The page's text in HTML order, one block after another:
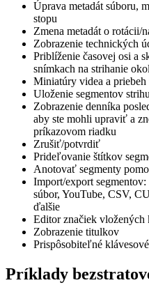
Úprava metadát súboru,
stopu
Zmena metadát o rotácii/
Zobrazenie technických
Priblíženie časovej osi a
snímkach na strihanie
Miniatúry videa a priebeh
Uloženie segmentov
Zobrazenie denníka
aby ste mohli upraviť a
príkazovom riadku
Zrušiť/potvrdiť
Prideľovanie štítkov
Anotovať segmenty
Import/export
súbor, YouTube, CSV,
ďalšie
Editor značiek
Zobrazenie titulkov
Prispôsobiteľné
Príklady